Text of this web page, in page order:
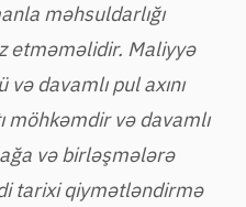
məhsuldarlığı
etməməlidir. Maliyyə
davamlı pul axını
möhkəmdir və davamlı
və birləşmələrə
tarixi qiymətləndirmə